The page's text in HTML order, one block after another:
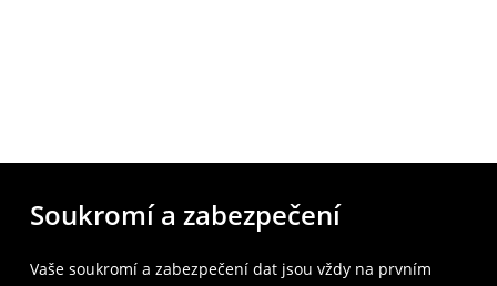
Soukromí a zabezpečení
Vaše soukromí a zabezpečení dat jsou vždy na prvním